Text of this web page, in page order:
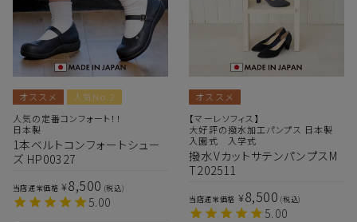
オススメ
人気No.2
人気の定番コンフォート！！
日本製
1本ベルトコンフォートシュー
ズ HP00327
当店通常価格 ¥8,500 税込
5.00
オススメ
【マーレソフィス】
大好評の撥水加工パンプス 日本製
入園式 入学式
撥水VカットサテンパンプスM
T202511
当店通常価格 ¥8,500 税込
5.00